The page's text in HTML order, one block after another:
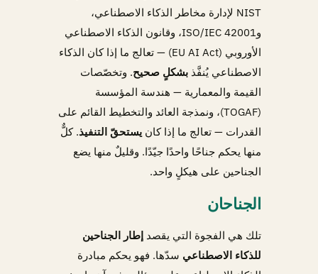
NIST لإدارة مخاطر الذكاء الاصطناعي،
وISO/IEC 42001، وقانون الذكاء الاصطناعي
الأوروبي (EU AI Act) — تعالج ما إذا كان الذكاء
الاصطناعي يُنفَّذ بشكلٍ صحيح. وتخصّصات
القيمة والمعمارية — هندسة المؤسسة
(TOGAF)، ونمذجة العائد والتخطيط القائم على
القدرات — تعالج ما إذا كان يستحقّ التنفيذ. كلٌّ
منها يحكم جناحًا واحدًا جيّدًا. وقليلٌ منها يضع
الجناحين على هيكلٍ واحد.
الجناحان
تلك هي الفجوة التي يقصد إطار الجناحين
للذكاء الاصطناعي سدّها. فهو يحكم مبادرة